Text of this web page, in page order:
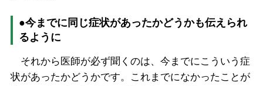
●今までに同じ症状があったかどうかも伝えられ
るように
それから医師が必ず聞くのは、今までにこういう症
状があったかどうかです。これまでになかったことが